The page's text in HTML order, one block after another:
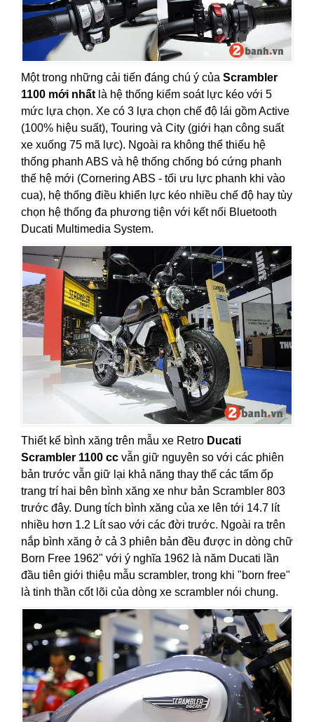
Một trong những cải tiến đáng chú ý của Scrambler
1100 mới nhất là hệ thống kiểm soát lực kéo với 5
mức lựa chọn. Xe có 3 lựa chọn chế độ lái gồm Active
(100% hiệu suất), Touring và City (giới hạn công suất
xe xuống 75 mã lực). Ngoài ra không thể thiếu hệ
thống phanh ABS và hệ thống chống bó cứng phanh
thế hệ mới (Cornering ABS - tối ưu lực phanh khi vào
cua), hệ thống điều khiển lực kéo nhiều chế độ hay tùy
chọn hệ thống đa phương tiện với kết nối Bluetooth
Ducati Multimedia System.
Thiết kế bình xăng trên mẫu xe Retro Ducati
Scrambler 1100 cc vẫn giữ nguyên so với các phiên
bản trước vẫn giữ lại khả năng thay thế các tấm ốp
trang trí hai bên bình xăng xe như bản Scrambler 803
trước đây. Dung tích bình xăng của xe lên tới 14.7 lít
nhiều hơn 1.2 Lít sao với các đời trước. Ngoài ra trên
nắp bình xăng ở cả 3 phiên bản đều được in dòng chữ
Born Free 1962" với ý nghĩa 1962 là năm Ducati lần
đầu tiên giới thiệu mẫu scrambler, trong khi "born free"
là tinh thần cốt lõi của dòng xe scrambler nói chung.